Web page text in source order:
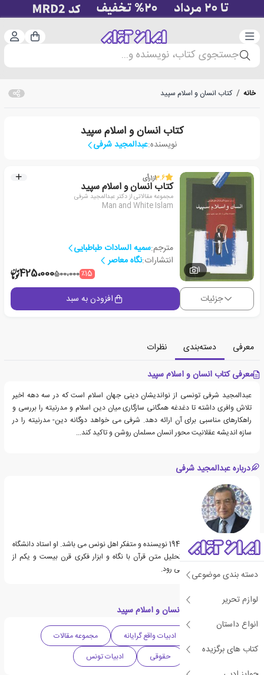
دسته‌بندی سبد
جستجوی کتاب، نویسنده و...
دسته بندی موضوعی
لوازم تحریر
انواع داستان
کتاب های برگزیده
خانه / کتاب انسان و اسلام سپید
کتاب انسان و اسلام سپید
نویسنده:عبدالمجید شرفی
1
3.6از1رأی
کتاب انسان و اسلام سپید
مجموعه مقالاتی از دکتر عبدالمجید شرفی
Man and White Islam
مترجم:سمیه السادات طباطبایی
انتشارات:نگاه معاصر
٪15500،000425،000
جزئیات افزودن به سبد
معرفی دسته‌بندی
نظرات
معرفی کتاب انسان و اسلام سپید
عبدالمجید شرفی تونسی از نواندیشان دینی جهان اسلام است که در سه دهه اخیر
تلاش وافری داشته تا دغدغه همگانی سازگاری میان دین اسلام و مدرنیته را بررسی و
راهکارهای مناسبی برای آن ارائه دهد. شرفی می خواهد دوگانه دین- مدرنیته را در
سازه اندیشه عقلانیت محور انسان مسلمان روشن و تاکید کند...
درباره عبدالمجید شرفی
عبدالمجيد شرفي متولد 1948 نویسنده و متفکر اهل نونس می باشد. او استاد دانشگاه
تونس است و تجزیه و تحلیل متن قرآن با نگاه و ابزار فكری قرن بیست و یکم از
فعالیت های وی به شمار می رود.
دسته بندی های کتاب انسان و اسلام سپید
ادبیات واقع گرایانه
مجموعه مقالات
دینی و مذهبی
حقوقی ادبیات تونس